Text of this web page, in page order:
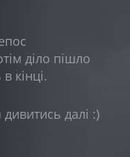
діло пішло
кінці.
далі :)